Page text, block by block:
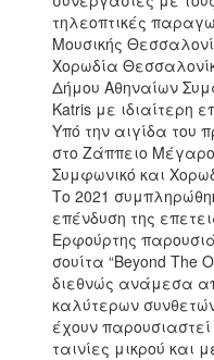
τηλεοπτικές
Μουσικής
Χορωδία
Δήμου Αθηναίων
Katris με ιδιαίτερη
Υπό την αιγίδα του
στο Ζάππειο
Συμφωνικό και
Το 2021
επένδυση της
Ερφούρτης
σουίτα “Beyond The
διεθνώς ανάμεσα
καλύτερων
έχουν
ταινίες μικρού και